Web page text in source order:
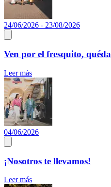
24/06/2026 - 23/08/2026
Ven por el fresquito,
Leer más
04/06/2026
¡Nosotros te llevamos!
Leer más